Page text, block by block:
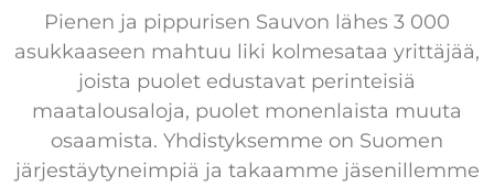
Pienen ja pippurisen Sauvon lähes 3 000
asukkaaseen mahtuu liki kolmesataa yrittäjää,
joista puolet edustavat perinteisiä
maatalousaloja, puolet monenlaista muuta
osaamista. Yhdistyksemme on Suomen
järjestäytyneimpiä ja takaamme jäsenillemme